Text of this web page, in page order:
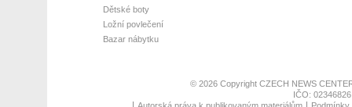
Dětské boty
Ložní povlečení
Bazar nábytku
© 2026 Copyright CZECH NEWS
IČO: